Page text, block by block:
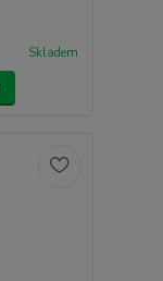
Skladem